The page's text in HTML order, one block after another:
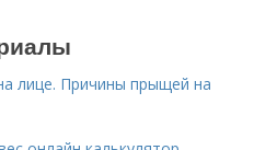
лице. Причины прыщей на